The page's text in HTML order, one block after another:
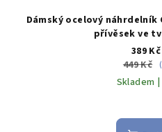
Dámský ocelový
přívěsek ve
389 Kč
449 Kč
Skladem |